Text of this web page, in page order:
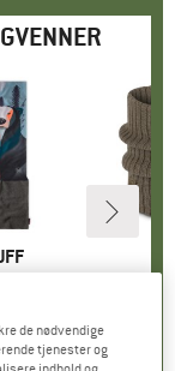
Pris
€
+6
de nødvendige
tjenester og